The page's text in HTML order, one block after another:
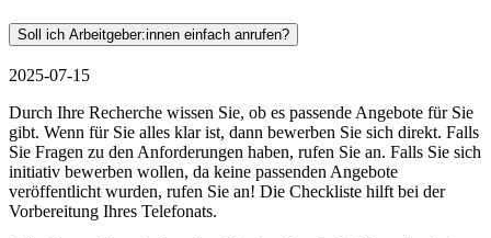
Soll ich Arbeitgeber:innen einfach anrufen?
2025-07-15
Durch Ihre Recherche wissen Sie, ob es passende Angebote für Sie
gibt. Wenn für Sie alles klar ist, dann bewerben Sie sich direkt. Falls
Sie Fragen zu den Anforderungen haben, rufen Sie an. Falls Sie sich
initiativ bewerben wollen, da keine passenden Angebote
veröffentlicht wurden, rufen Sie an! Die Checkliste hilft bei der
Vorbereitung Ihres Telefonats.